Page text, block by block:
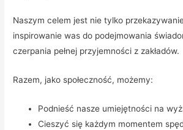
Naszym celem jest nie tylko
inspirowanie was do podejmowania
czerpania pełnej przyjemności z zakładów.
Razem, jako społeczność, możemy:
Podnieść nasze umiejętności na
Cieszyć się każdym momentem